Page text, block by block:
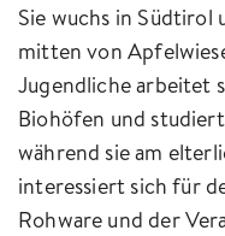
Sie wuchs in Südtirol
mitten von
Jugendliche arbeitet
Biohöfen und
während sie am
interessiert sich für
Rohware und der